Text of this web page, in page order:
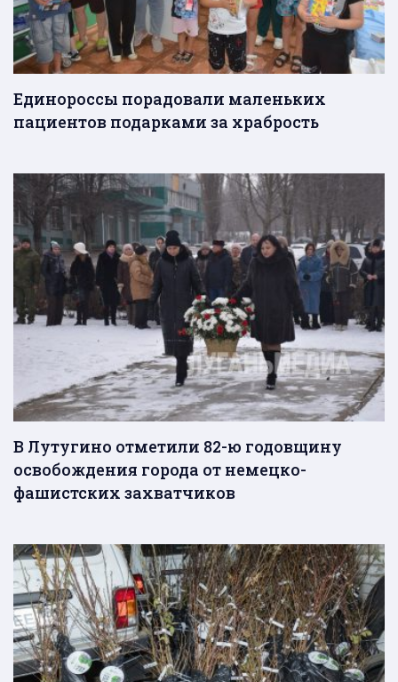
Единороссы порадовали маленьких
пациентов подарками за храбрость
В Лутугино отметили 82-ю годовщину
освобождения города от немецко-
фашистских захватчиков